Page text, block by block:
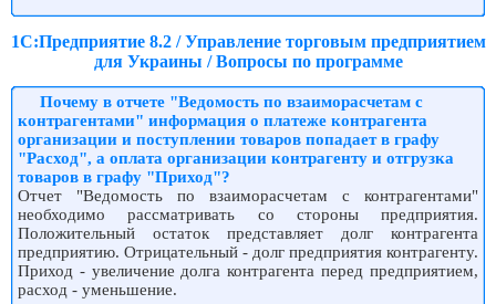
1С:Предприятие 8.2 / Управление торговым предприятием
для Украины / Вопросы по программе
Почему в отчете "Ведомость по взаиморасчетам с
контрагентами" информация о платеже контрагента
организации и поступлении товаров попадает в графу
"Расход", а оплата организации контрагенту и отгрузка
товаров в графу "Приход"?
Отчет "Ведомость по взаиморасчетам с контрагентами"
необходимо рассматривать со стороны предприятия.
Положительный остаток представляет долг контрагента
предприятию. Отрицательный - долг предприятия контрагенту.
Приход - увеличение долга контрагента перед предприятием,
расход - уменьшение.